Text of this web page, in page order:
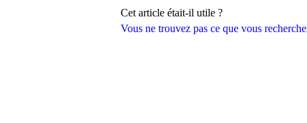
Vous ne trouvez pas ce que vous
Cet article était-il utile ?